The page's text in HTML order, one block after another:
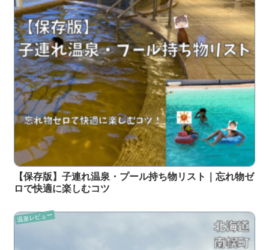
【保存版】子連れ温泉・プール持ち物リスト｜忘れ物ゼ
ロで快適に楽しむコツ
温泉レビュー